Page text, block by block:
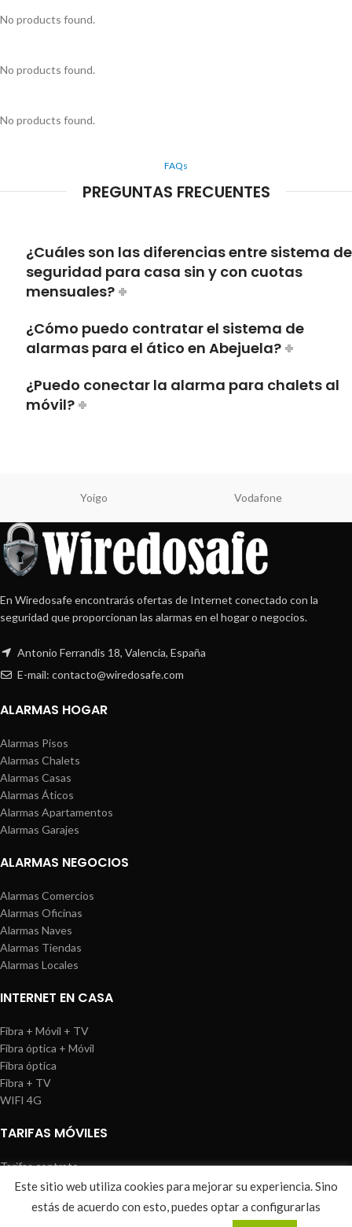
No products found.
No products found.
No products found.
FAQs
PREGUNTAS FRECUENTES
¿Cuáles son las diferencias entre sistema de
seguridad para casa sin y con cuotas
mensuales?
¿Cómo puedo contratar el sistema de
alarmas para el ático en Abejuela?
¿Puedo conectar la alarma para chalets al
móvil?
Yoigo Vodafone
En Wiredosafe encontrarás ofertas de Internet conectado con la
seguridad que proporcionan las alarmas en el hogar o negocios.
Antonio Ferrandis 18, Valencia, España
E-mail: contacto@wiredosafe.com
ALARMAS HOGAR
Alarmas Pisos
Alarmas Chalets
Alarmas Casas
Alarmas Áticos
Alarmas Apartamentos
Alarmas Garajes
ALARMAS NEGOCIOS
Alarmas Comercios
Alarmas Oficinas
Alarmas Naves
Alarmas Tiendas
Alarmas Locales
INTERNET EN CASA
Fibra + Móvil + TV
Fibra óptica + Móvil
Fibra óptica
Fibra + TV
WIFI 4G
TARIFAS MÓVILES
Tarifas contrato
Tarifas prepago
WIREDOSAFE Aviso Legal Política de Cookies |Sitemap
Este sitio web utiliza cookies para mejorar su experiencia. Sino
estás de acuerdo con esto, puedes optar a configurarlas